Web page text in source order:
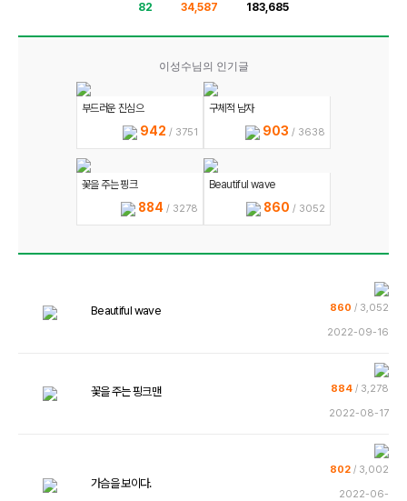
82 34,587 183,685
이성수님의 인기글
부드러운 진심으
942 / 3751
구체적 남자
903 / 3638
꽃을 주는 핑크
884 / 3278
Beautiful wave
860 / 3052
Beautiful wave 860 / 3,052
2022-09-16
꽃을 주는 핑크맨 884 / 3,278
2022-08-17
가슴을 보이다.
802 / 3,002
2022-06-